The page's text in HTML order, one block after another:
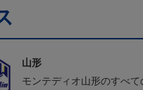
山形
モンテディオ山形のすべ